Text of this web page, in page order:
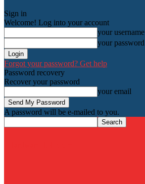
Sign in
Welcome! Log into your account
your username
your password
Forgot your password? Get help
Password recovery
Recover your password
your email
A password will be e-mailed to you.